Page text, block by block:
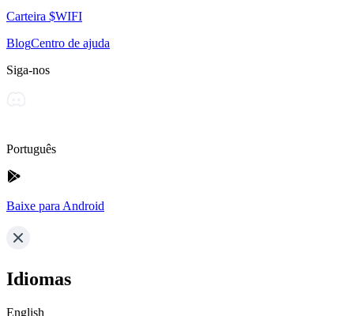
Carteira $WIFI
BlogCentro de ajuda
Siga-nos
Português
Baixe para Android
Idiomas
English